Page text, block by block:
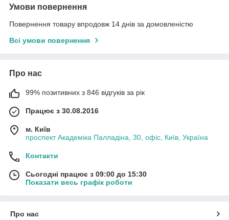
Умови повернення
Повернення товару впродовж 14 днів за домовленістю
Всі умови повернення
Про нас
99% позитивних з 846 відгуків за рік
Працює з 30.08.2016
м. Київ
проспект Академіка Палладіна, 30, офіс, Київ, Україна
Контакти
Сьогодні працює з 09:00 до 15:30
Показати весь графік роботи
Про нас